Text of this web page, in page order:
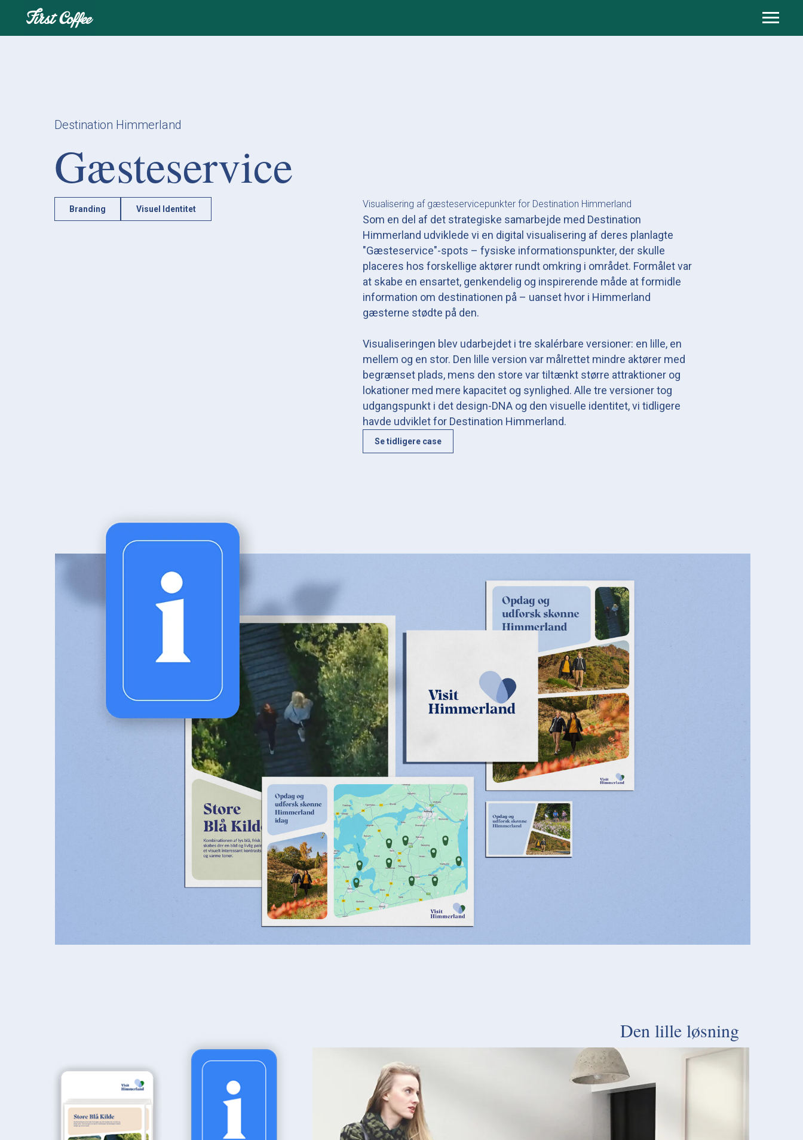
Destination Himmerland
Gæsteservice
Branding Visuel Identitet Visualisering af gæsteservicepunkter for Destination Himmerland
Som en del af det strategiske samarbejde med Destination
Himmerland udviklede vi en digital visualisering af deres planlagte
"Gæsteservice"-spots – fysiske informationspunkter, der skulle
placeres hos forskellige aktører rundt omkring i området. Formålet var
at skabe en ensartet, genkendelig og inspirerende måde at formidle
information om destinationen på – uanset hvor i Himmerland
gæsterne stødte på den.
Visualiseringen blev udarbejdet i tre skalérbare versioner: en lille, en
mellem og en stor. Den lille version var målrettet mindre aktører med
begrænset plads, mens den store var tiltænkt større attraktioner og
lokationer med mere kapacitet og synlighed. Alle tre versioner tog
udgangspunkt i det design-DNA og den visuelle identitet, vi tidligere
havde udviklet for Destination Himmerland.
Se tidligere case
Den lille løsning